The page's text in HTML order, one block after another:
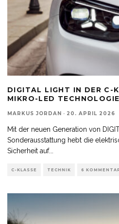
DIGITAL LIGHT IN DER C-
MIKRO-LED TECHNOLOGIE
MARKUS JORDAN · 20. APRIL 2026
Mit der neuen Generation von
Sonderausstattung hebt die
Sicherheit auf...
C-KLASSE TECHNIK 6